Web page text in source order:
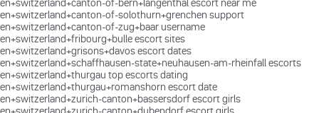
en+switzerland+canton-of-bern+langenthal escort near me
en+switzerland+canton-of-solothurn+grenchen support
en+switzerland+canton-of-zug+baar username
en+switzerland+fribourg+bulle escort sites
en+switzerland+grisons+davos escort dates
en+switzerland+schaffhausen-state+neuhausen-am-rheinfall escorts
en+switzerland+thurgau top escorts dating
en+switzerland+thurgau+romanshorn escort date
en+switzerland+zurich-canton+bassersdorf escort girls
en+switzerland+zurich-canton+dubendorf escort girls